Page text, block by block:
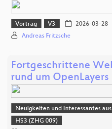
Vortrag V3 2026-03-28
Andreas Fritzsche
Fortgeschrittene
rund um OpenLayers
Neuigkeiten und Interessantes
HS3 (ZHG 009)